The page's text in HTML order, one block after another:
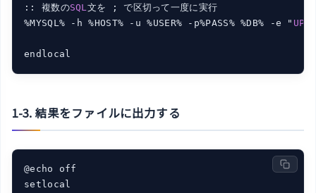
:: 複数のSQL 文を ; で区切って一度に実行
%MYSQL% -h %HOST% -u %USER% -p%PASS% %DB% -e "
1-3. 結果をファイルに出力する
@echo off
setlocal